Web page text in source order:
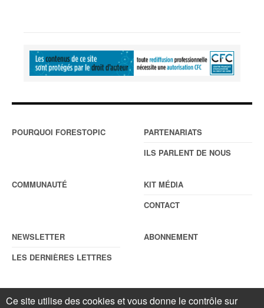
POURQUOI FORESTOPIC
PARTENARIATS
ILS PARLENT DE NOUS
COMMUNAUTÉ
KIT MÉDIA
CONTACT
NEWSLETTER
LES DERNIÈRES LETTRES
ABONNEMENT
© ForestopicMentions légales. Reproduction interdite sans autorisation
Ce site utilise des cookies et vous donne le contrôle sur